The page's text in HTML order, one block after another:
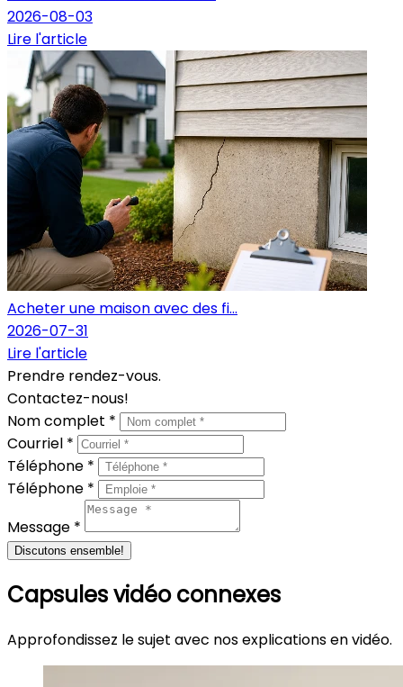
2026-08-03
Lire l'article
Acheter une maison avec des fi...
2026-07-31
Lire l'article
Prendre rendez-vous.
Contactez-nous!
Nom complet *
Courriel *
Téléphone *
Téléphone *
Message *
Discutons ensemble!
Capsules vidéo connexes
Approfondissez le sujet avec nos explications en vidéo.